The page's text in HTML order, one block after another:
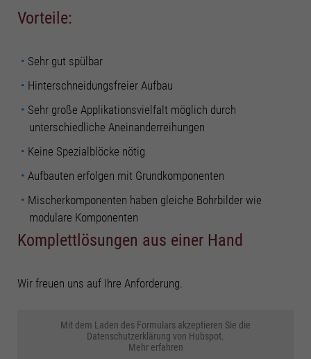
Vorteile:
Sehr gut spülbar
Hinterschneidungsfreier Aufbau
Sehr große Applikationsvielfalt möglich durch
unterschiedliche Aneinanderreihungen
Keine Spezialblöcke nötig
Aufbauten erfolgen mit Grundkomponenten
Mischerkomponenten haben gleiche Bohrbilder wie
modulare Komponenten
Komplettlösungen aus einer Hand
Wir freuen uns auf Ihre Anforderung.
Mit dem Laden des Formulars akzeptieren Sie die
Datenschutzerklärung von Hubspot.
Mehr erfahren
Informationen anzeigen lassen und so nur bestimmte Cookies
auswählen.
Datenschutzeinstellungen
Essenziell (2)
Essenzielle Cookies ermöglichen grundlegende Funktionen und sind für die
Cookie-Informationen anzeigen
uns zu verstehen, wie unsere Besucher unsere Website nutzen.
Cookie-Informationen anzeigen
Cookie-Informationen anzeigen